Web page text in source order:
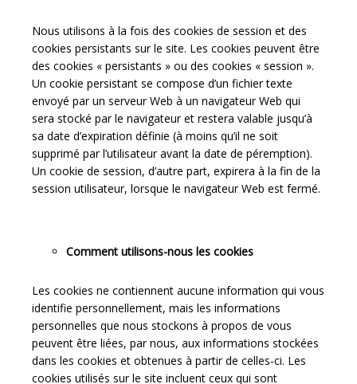
Nous utilisons à la fois des cookies de session et des
cookies persistants sur le site. Les cookies peuvent être
des cookies « persistants » ou des cookies « session ».
Un cookie persistant se compose d’un fichier texte
envoyé par un serveur Web à un navigateur Web qui
sera stocké par le navigateur et restera valable jusqu’à
sa date d’expiration définie (à moins qu’il ne soit
supprimé par l’utilisateur avant la date de péremption).
Un cookie de session, d’autre part, expirera à la fin de la
session utilisateur, lorsque le navigateur Web est fermé.
Comment utilisons-nous les cookies
Les cookies ne contiennent aucune information qui vous
identifie personnellement, mais les informations
personnelles que nous stockons à propos de vous
peuvent être liées, par nous, aux informations stockées
dans les cookies et obtenues à partir de celles-ci. Les
cookies utilisés sur le site incluent ceux qui sont